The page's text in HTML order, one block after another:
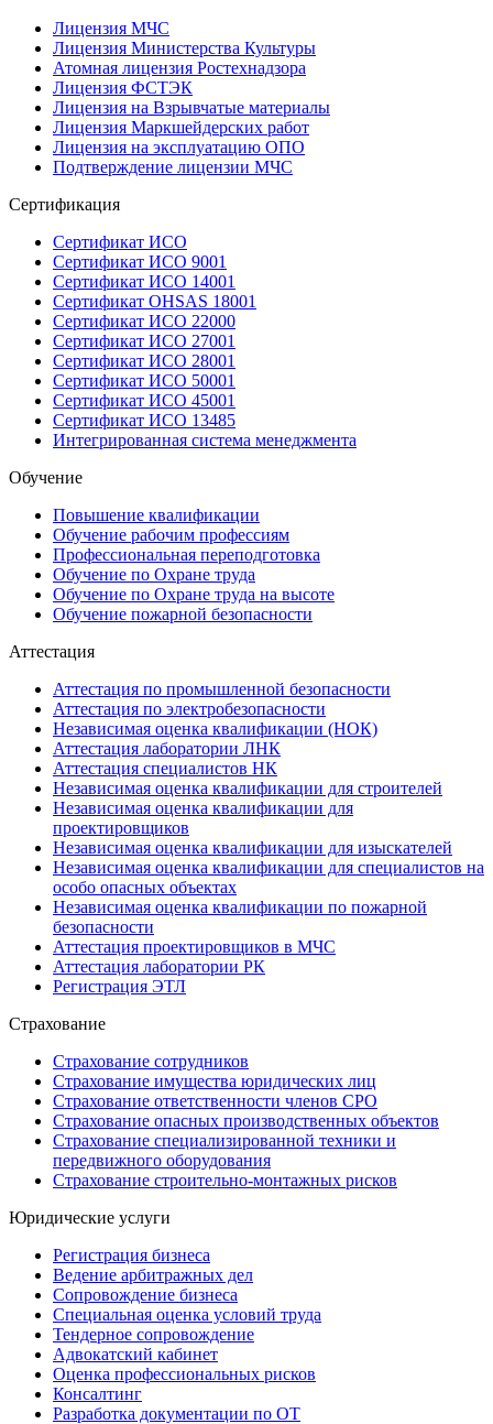
Лицензия МЧС
Лицензия Министерства Культуры
Атомная лицензия Ростехнадзора
Лицензия ФСТЭК
Лицензия на Взрывчатые материалы
Лицензия Маркшейдерских работ
Лицензия на эксплуатацию ОПО
Подтверждение лицензии МЧС
Сертификация
Сертификат ИСО
Сертификат ИСО 9001
Сертификат ИСО 14001
Сертификат OHSAS 18001
Сертификат ИСО 22000
Сертификат ИСО 27001
Сертификат ИСО 28001
Сертификат ИСО 50001
Сертификат ИСО 45001
Сертификат ИСО 13485
Интегрированная система менеджмента
Обучение
Повышение квалификации
Обучение рабочим профессиям
Профессиональная переподготовка
Обучение по Охране труда
Обучение по Охране труда на высоте
Обучение пожарной безопасности
Аттестация
Аттестация по промышленной безопасности
Аттестация по электробезопасности
Независимая оценка квалификации (НОК)
Аттестация лаборатории ЛНК
Аттестация специалистов НК
Независимая оценка квалификации для строителей
Независимая оценка квалификации для
проектировщиков
Независимая оценка квалификации для изыскателей
Независимая оценка квалификации для специалистов на
особо опасных объектах
Независимая оценка квалификации по пожарной
безопасности
Аттестация проектировщиков в МЧС
Аттестация лаборатории РК
Регистрация ЭТЛ
Страхование
Страхование сотрудников
Страхование имущества юридических лиц
Страхование ответственности членов СРО
Страхование опасных производственных объектов
Страхование специализированной техники и
передвижного оборудования
Страхование строительно-монтажных рисков
Юридические услуги
Регистрация бизнеса
Ведение арбитражных дел
Сопровождение бизнеса
Специальная оценка условий труда
Тендерное сопровождение
Адвокатский кабинет
Оценка профессиональных рисков
Консалтинг
Разработка документации по ОТ